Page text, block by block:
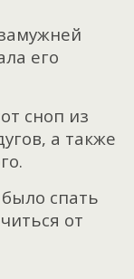
его
сноп из
а также
спать
от